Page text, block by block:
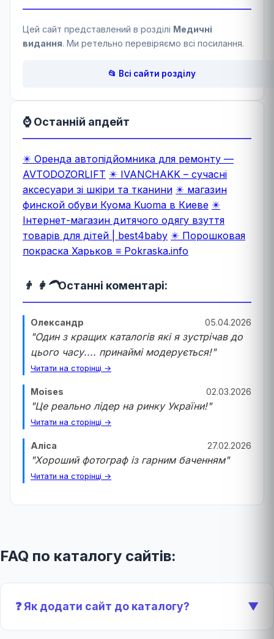
Цей сайт представлений в розділі Медичні
видання. Ми ретельно перевіряємо всі посилання.
📂 Всі сайти розділу
⌚ Останній апдейт
✴️ Оренда автопідйомника для ремонту —
AVTODOZORLIFT ✴️ IVANCHAKK – сучасні
аксесуари зі шкіри та тканини ✴️ магазин
финской обуви Куома Kuoma в Киеве ✴️
Інтернет-магазин дитячого одягу взуття
товарів для дітей | best4baby ✴️ Порошковая
покраска Харьков ≡ Pokraska.info
👨 👩‍🦱Останні коментарі:
Олександр 05.04.2026
"Один з кращих каталогів які я зустрічав до
цього часу.... принаймі модерується!"
Читати на сторінці →
Moises 02.03.2026
"Це реально лідер на ринку України!"
Читати на сторінці →
Аліса 27.02.2026
"Хороший фотограф із гарним баченням"
Читати на сторінці →
FAQ по каталогу сайтів:
❓ Як додати сайт до каталогу? ▼